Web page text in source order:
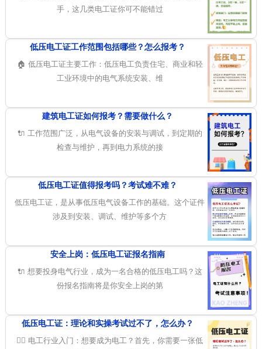
手，这几类电工证你可不能错过
低压电工证工作范围包括哪些？怎么报考？
🏠 低压电工证主要工作：低压电工负责住宅、商业和轻
工业环境中的电气系统安装、维
建筑电工证如何报考？需要做什么？
🔌 工作范围广泛，从电气设备的安装与调试，到定期的
检查与维护，再到电力系统的接
低压电工证值得报考吗？考试难不难？
低压电工证，是从事低压电气设备工作的基础。这个证件
涉及到安装、调试、维护等多个方
安全上岗：低压电工证报名指南
🔌 想要投身电气行业，成为一名合格的低压电工吗？这
份报名指南将是你安全上岗的第
低压电工证：理论和实操考试过不了，怎么办？
👷‍♂️ 电工行业入门：想要成为电工？首先，你需要一张低